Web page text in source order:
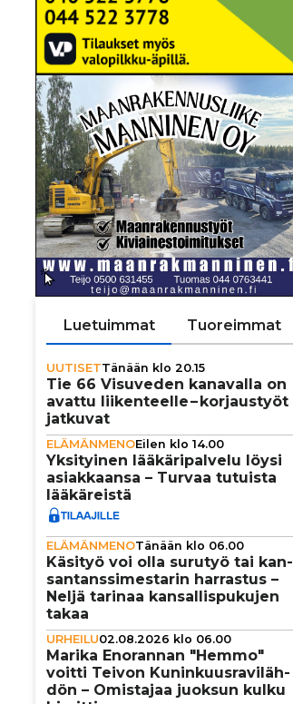
Luetuimmat Tuoreimmat
UUTISETTänään klo 20.15
Tie 66 Visuveden kanavalla on
avattu lii­ken­teelle – kor­jaus­työt
jatkuvat
ELÄMÄNMENOEilen klo 14.00
Yksi­tyi­nen lää­kä­ri­pal­velu löysi
asi­ak­kaansa – Turvaa tutuista
lää­kä­reistä
ELÄMÄNMENOTänään klo 06.00
Käsityö voi olla surutyö tai kan­
san­tans­si­mes­ta­rin harrastus –
Neljä tarinaa kan­sal­lis­pu­ku­jen
takaa
URHEILU02.08.2026 klo 06.00
Marika Enorannan "Hemmo"
voitti Teivon Kunin­kuus­ra­vi­läh­
dön – Omistajaa juoksun kulku